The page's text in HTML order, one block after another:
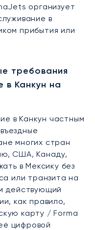
организует
в
прибытия или
требования
в Канкун на
в Канкун частным
многих стран
США, Канаду,
в Мексику без
или транзита на
действующий
как правило,
карту / Forma
цифровой